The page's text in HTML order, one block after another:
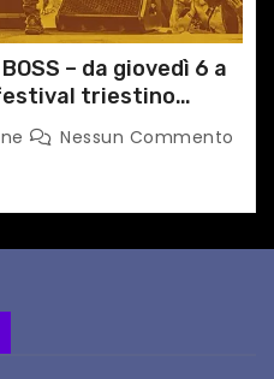
BOSS – da giovedì 6 a
triestino
Nessun Commento